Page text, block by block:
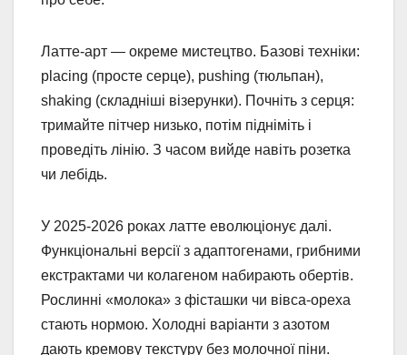
Латте-арт — окреме мистецтво. Базові техніки:
placing (просте серце), pushing (тюльпан),
shaking (складніші візерунки). Почніть з серця:
тримайте пітчер низько, потім підніміть і
проведіть лінію. З часом вийде навіть розетка
чи лебідь.
У 2025-2026 роках латте еволюціонує далі.
Функціональні версії з адаптогенами, грибними
екстрактами чи колагеном набирають обертів.
Рослинні «молока» з фісташки чи вівса-ореха
стають нормою. Холодні варіанти з азотом
дають кремову текстуру без молочної піни.